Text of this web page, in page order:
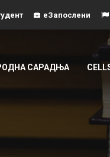
еЗапослени
САРАДЊА